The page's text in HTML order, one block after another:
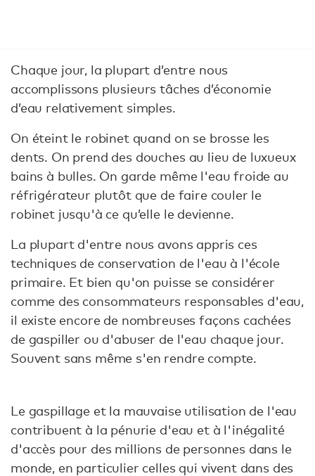
Chaque jour, la plupart d’entre nous
accomplissons plusieurs tâches d’économie
d’eau relativement simples.
On éteint le robinet quand on se brosse les
dents. On prend des douches au lieu de luxueux
bains à bulles. On garde même l'eau froide au
réfrigérateur plutôt que de faire couler le
robinet jusqu'à ce qu’elle le devienne.
La plupart d'entre nous avons appris ces
techniques de conservation de l'eau à l'école
primaire. Et bien qu'on puisse se considérer
comme des consommateurs responsables d'eau,
il existe encore de nombreuses façons cachées
de gaspiller ou d'abuser de l'eau chaque jour.
Souvent sans même s'en rendre compte.
Le gaspillage et la mauvaise utilisation de l'eau
contribuent à la pénurie d'eau et à l'inégalité
d'accès pour des millions de personnes dans le
monde, en particulier celles qui vivent dans des